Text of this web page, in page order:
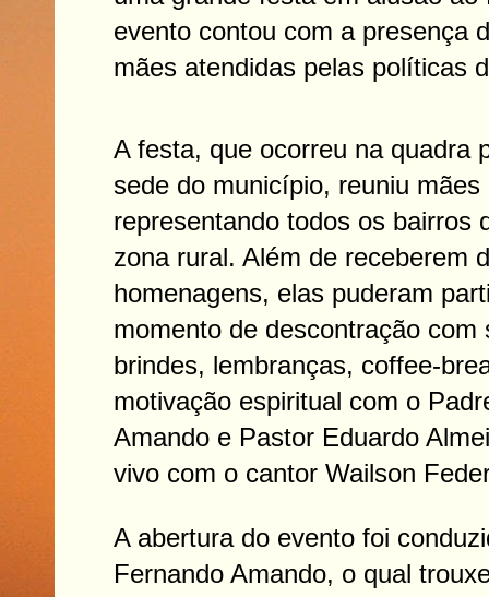
evento contou com a presença
mães atendidas pelas políticas
A festa, que ocorreu na quadra
sede do município, reuniu
representando todos os bairros
zona rural. Além de receberem
homenagens, elas puderam
momento de descontração com
brindes, lembranças, coffee-
motivação espiritual com o
Amando e Pastor Eduardo
vivo com o cantor Wailson
A abertura do evento foi
Fernando Amando, o qual